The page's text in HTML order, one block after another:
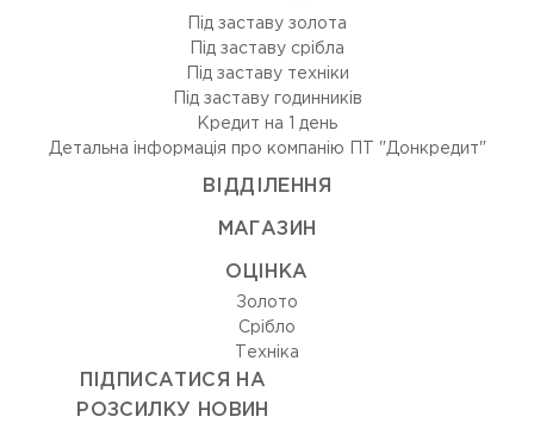
Під заставу золота
Під заставу срібла
Під заставу техніки
Під заставу годинників
Кредит на 1 день
Детальна інформація про компанію ПТ "Донкредит"
ВIДДIЛЕННЯ
МАГАЗИН
ОЦIНКА
Золото
Срiбло
Технiка
ПІДПИСАТИСЯ НА
РОЗСИЛКУ НОВИН